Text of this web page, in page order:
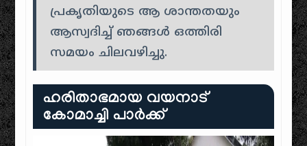
പ്രകൃതിയുടെ ആ ശാന്തതയും
ആസ്വദിച്ച് ഞങ്ങൾ ഒത്തിരി
സമയം ചിലവഴിച്ചു.
ഹരിതാഭമായ വയനാട്
കോമാച്ചി പാർക്ക്